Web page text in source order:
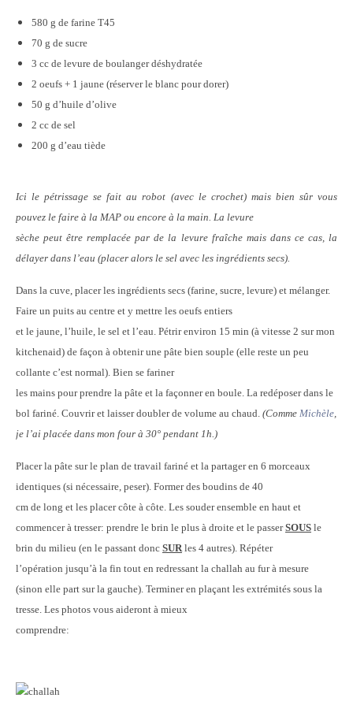
580 g de farine T45
70 g de sucre
3 cc de levure de boulanger déshydratée
2 oeufs + 1 jaune (réserver le blanc pour dorer)
50 g d’huile d’olive
2 cc de sel
200 g d’eau tiède
Ici le pétrissage se fait au robot (avec le crochet) mais bien sûr vous
pouvez le faire à la MAP ou encore à la main. La levure
sèche peut être remplacée par de la levure fraîche mais dans ce cas, la
délayer dans l’eau (placer alors le sel avec les ingrédients secs).
Dans la cuve, placer les ingrédients secs (farine, sucre, levure) et mélanger.
Faire un puits au centre et y mettre les oeufs entiers
et le jaune, l’huile, le sel et l’eau. Pétrir environ 15 min (à vitesse 2 sur mon
kitchenaid) de façon à obtenir une pâte bien souple (elle reste un peu
collante c’est normal). Bien se fariner
les mains pour prendre la pâte et la façonner en boule. La redéposer dans le
bol fariné. Couvrir et laisser doubler de volume au chaud. (Comme Michèle,
je l’ai placée dans mon four à 30° pendant 1h.)
Placer la pâte sur le plan de travail fariné et la partager en 6 morceaux
identiques (si nécessaire, peser). Former des boudins de 40
cm de long et les placer côte à côte. Les souder ensemble en haut et
commencer à tresser: prendre le brin le plus à droite et le passerSOUS le
brin du milieu (en le passant donc SURles 4 autres). Répéter
l’opération jusqu’à la fin tout en redressant la challah au fur à mesure
(sinon elle part sur la gauche). Terminer en plaçant les extrémités sous la
tresse. Les photos vous aideront à mieux
comprendre: